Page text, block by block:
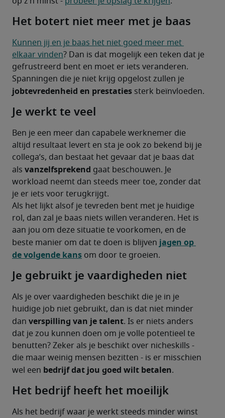
Het botert niet meer met je baas
Kunnen jij en je baas het niet goed meer met
elkaar vinden? Dan is dat mogelijk een teken dat je
gefrustreerd bent en moet er iets veranderen.
jobtevredenheid en prestaties sterk beïnvloeden.
Je werkt te veel
Ben je een meer dan capabele werknemer die
altijd resultaat levert en sta je ook zo bekend bij je
collega’s, dan bestaat het gevaar dat je baas dat
als vanzelfsprekend gaat beschouwen. Je
workload neemt dan steeds meer toe, zonder dat
je er iets voor terugkrijgt.
Als het lijkt alsof je tevreden bent met je huidige
rol, dan zal je baas niets willen veranderen. Het is
aan jou om deze situatie te voorkomen, en de
beste manier om dat te doen is blijven jagen op
de volgende kans om door te groeien.
Je gebruikt je vaardigheden niet
Als je over vaardigheden beschikt die je in je
huidige job niet gebruikt, dan is dat niet minder
dan verspilling van je talent. Is er niets anders
dat je zou kunnen doen om je volle potentieel te
benutten? Zeker als je beschikt over nicheskills -
die maar weinig mensen bezitten - is er misschien
wel een bedrijf dat jou goed wilt betalen.
Het bedrijf heeft het moeilijk
Als het bedrijf waar je werkt steeds minder winst